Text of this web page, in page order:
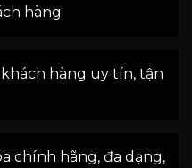
hàng
hàng uy tín, tận
chính hãng, đa dạng,